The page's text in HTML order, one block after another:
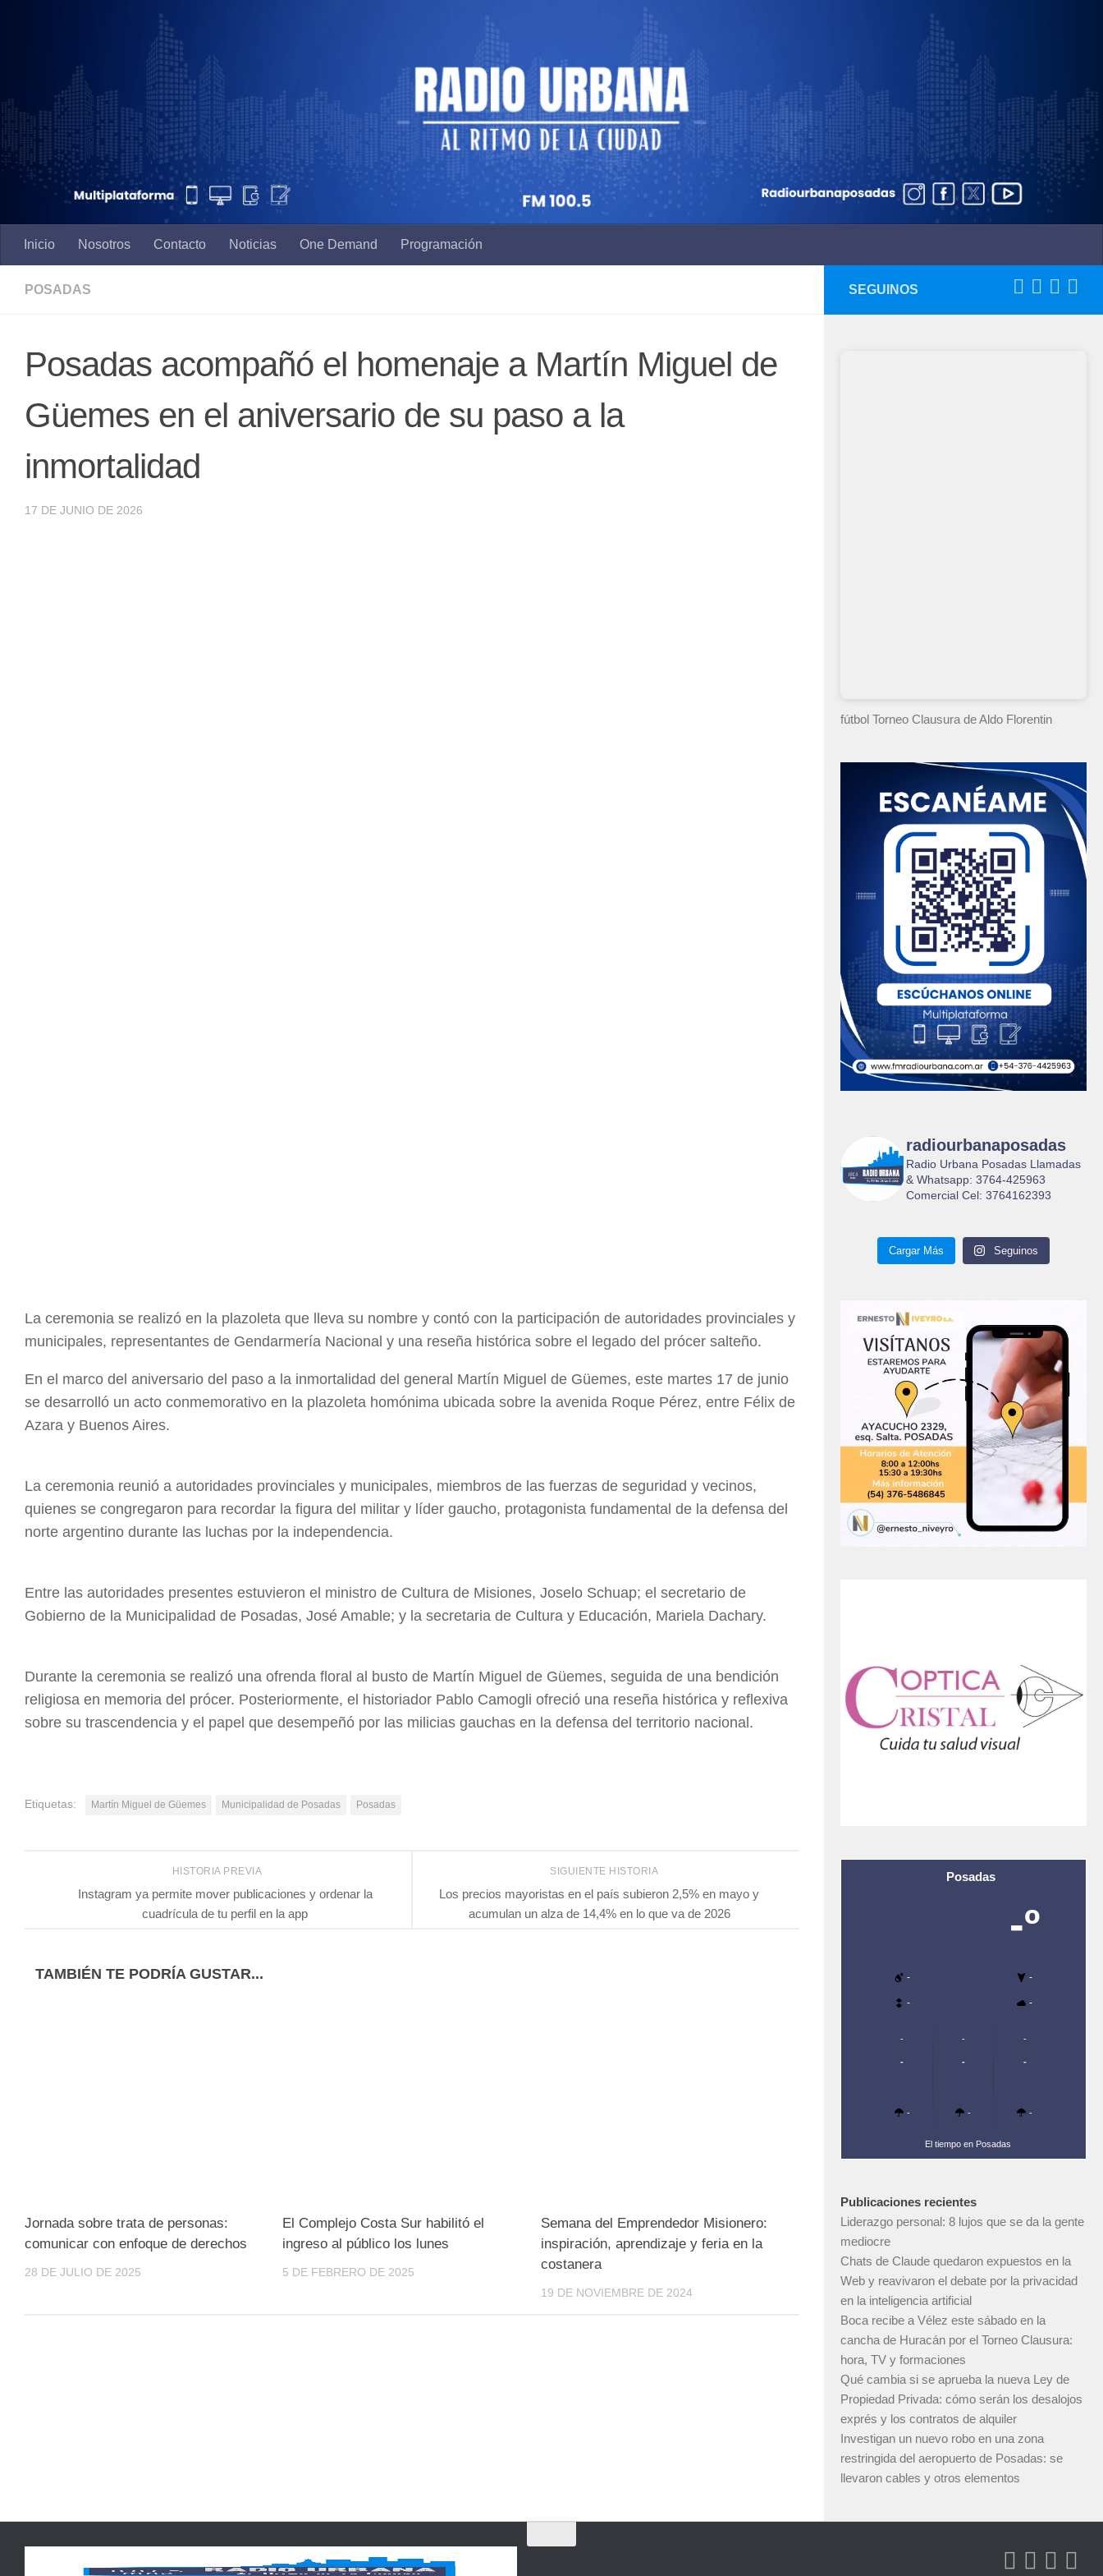
Inicio Nosotros Contacto Noticias One Demand Programación
POSADAS
Posadas acompañó el homenaje a Martín Miguel de
Güemes en el aniversario de su paso a la
inmortalidad
17 DE JUNIO DE 2026
La ceremonia se realizó en la plazoleta que lleva su nombre y contó con la participación de autoridades provinciales y
municipales, representantes de Gendarmería Nacional y una reseña histórica sobre el legado del prócer salteño.
En el marco del aniversario del paso a la inmortalidad del general Martín Miguel de Güemes, este martes 17 de junio
se desarrolló un acto conmemorativo en la plazoleta homónima ubicada sobre la avenida Roque Pérez, entre Félix de
Azara y Buenos Aires.
La ceremonia reunió a autoridades provinciales y municipales, miembros de las fuerzas de seguridad y vecinos,
quienes se congregaron para recordar la figura del militar y líder gaucho, protagonista fundamental de la defensa del
norte argentino durante las luchas por la independencia.
Entre las autoridades presentes estuvieron el ministro de Cultura de Misiones, Joselo Schuap; el secretario de
Gobierno de la Municipalidad de Posadas, José Amable; y la secretaria de Cultura y Educación, Mariela Dachary.
Durante la ceremonia se realizó una ofrenda floral al busto de Martín Miguel de Güemes, seguida de una bendición
religiosa en memoria del prócer. Posteriormente, el historiador Pablo Camogli ofreció una reseña histórica y reflexiva
sobre su trascendencia y el papel que desempeñó por las milicias gauchas en la defensa del territorio nacional.
Etiquetas: Martín Miguel de Güemes Municipalidad de Posadas Posadas
SIGUIENTE HISTORIA
Los precios mayoristas en el país subieron 2,5% en mayo y
acumulan un alza de 14,4% en lo que va de 2026
HISTORIA PREVIA
Instagram ya permite mover publicaciones y ordenar la
cuadrícula de tu perfil en la app
TAMBIÉN TE PODRÍA GUSTAR...
Jornada sobre trata de personas:
comunicar con enfoque de derechos
28 DE JULIO DE 2025
El Complejo Costa Sur habilitó el
ingreso al público los lunes
5 DE FEBRERO DE 2025
Semana del Emprendedor Misionero:
inspiración, aprendizaje y feria en la
costanera
19 DE NOVIEMBRE DE 2024
SEGUINOS
fútbol Torneo Clausurade Aldo Florentin
radiourbanaposadas
Radio Urbana Posadas Llamadas
& Whatsapp: 3764-425963
Comercial Cel: 3764162393
Cargar Más Seguinos
Posadas
-º
- -
- -
-
-
-
-
-
-
-
-
-
El tiempo en Posadas
Publicaciones recientes
Liderazgo personal: 8 lujos que se da la gente
mediocre
Chats de Claude quedaron expuestos en la
Web y reavivaron el debate por la privacidad
en la inteligencia artificial
Boca recibe a Vélez este sábado en la
cancha de Huracán por el Torneo Clausura:
hora, TV y formaciones
Qué cambia si se aprueba la nueva Ley de
Propiedad Privada: cómo serán los desalojos
exprés y los contratos de alquiler
Investigan un nuevo robo en una zona
restringida del aeropuerto de Posadas: se
llevaron cables y otros elementos